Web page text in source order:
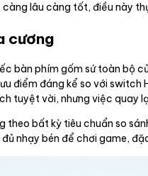
lâu càng tốt, điều này
cương
bàn phím gốm sứ toàn bộ
điểm đáng kể so với
tuyệt vời, nhưng việc
bất kỳ tiêu chuẩn so
nhạy bén để chơi game,